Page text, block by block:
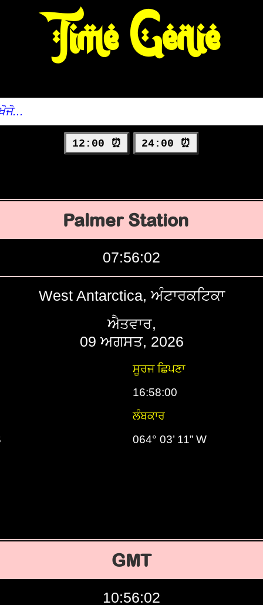
Time Genie
12:00 ⏰ 24:00 ⏰
Palmer Station
07:56:03
West Antarctica, ਅੰਟਾਰਕਟਿਕਾ
ਐਤਵਾਰ,
09 ਅਗਸਤ, 2026
ਸੂਰਜ ਛਿਪਣਾ
16:58:00
ਲੰਬਕਾਰ
064° 03’ 11” W
GMT
10:56:03